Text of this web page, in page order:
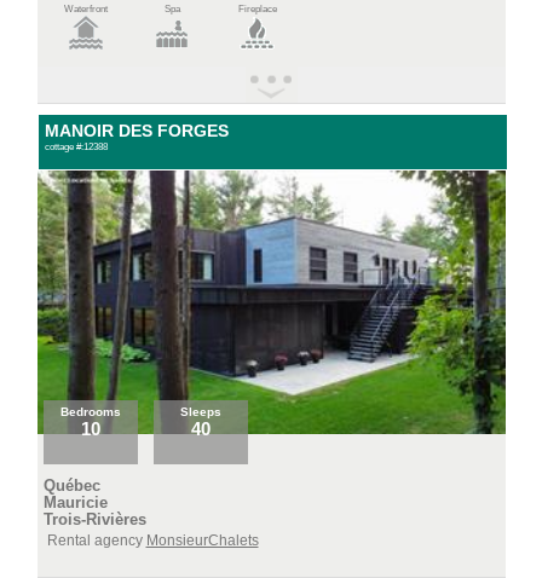
Waterfront Spa Fireplace
MANOIR DES FORGES
cottage #:12388
Bedrooms
10
Sleeps
40
Québec
Mauricie
Trois-Rivières
Rental agency MonsieurChalets